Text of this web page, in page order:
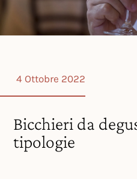
4 Ottobre 2022
Bicchieri da
tipologie